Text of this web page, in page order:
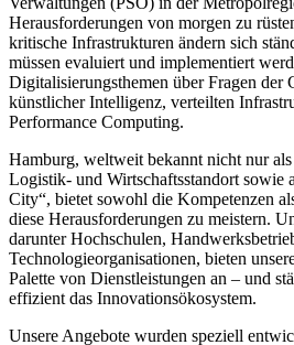
Herausforderungen von morgen zu
kritische Infrastrukturen ändern sich
müssen evaluiert und implementiert
Digitalisierungsthemen über Fragen der
künstlicher Intelligenz, verteilten
Performance Computing.
Hamburg, weltweit bekannt nicht nur
Logistik- und Wirtschaftsstandort sowie
City“, bietet sowohl die Kompetenzen
diese Herausforderungen zu meistern.
darunter Hochschulen,
Technologieorganisationen, bieten
Palette von Dienstleistungen an – und
effizient das Innovationsökosystem.
Unsere Angebote wurden speziell